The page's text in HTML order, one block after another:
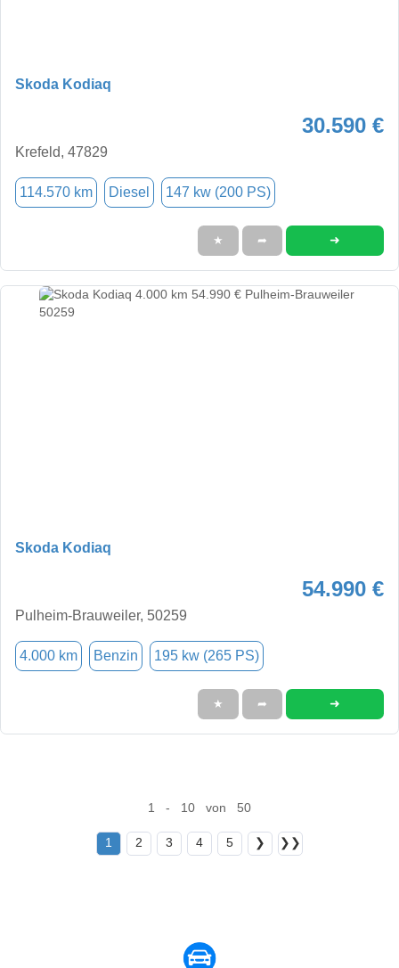
Skoda Kodiaq
30.590 €
Krefeld, 47829
114.570 km Diesel 147 kw (200 PS)
★ ➦ ➜
Skoda Kodiaq
54.990 €
Pulheim-Brauweiler, 50259
4.000 km Benzin 195 kw (265 PS)
★ ➦ ➜
1 - 10 von 50
1 2 3 4 5 ❯ ❯❯